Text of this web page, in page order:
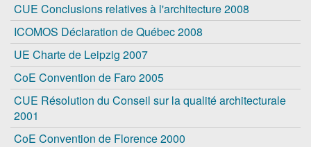
CUE Conclusions relatives à l'architecture 2008
ICOMOS Déclaration de Québec 2008
UE Charte de Leipzig 2007
CoE Convention de Faro 2005
CUE Résolution du Conseil sur la qualité architecturale
2001
CoE Convention de Florence 2000